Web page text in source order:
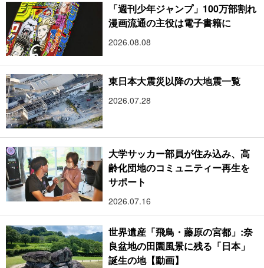
「週刊少年ジャンプ」100万部割れ
漫画流通の主役は電子書籍に
2026.08.08
東日本大震災以降の大地震一覧
2026.07.28
大学サッカー部員が住み込み、高
齢化団地のコミュニティー再生を
サポート
2026.07.16
世界遺産「飛鳥・藤原の宮都」:奈
良盆地の田園風景に残る「日本」
誕生の地【動画】